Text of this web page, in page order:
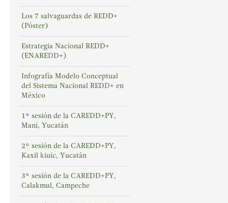
Los 7 salvaguardas de REDD+
(Póster)
Estrategia Nacional REDD+
(ENAREDD+)
Infografía Modelo Conceptual
del Sistema Nacional REDD+ en
México
1° sesión de la CAREDD+PY,
Maní, Yucatán
2° sesión de la CAREDD+PY,
Kaxil kiuic, Yucatán
3° sesión de la CAREDD+PY,
Calakmul, Campeche